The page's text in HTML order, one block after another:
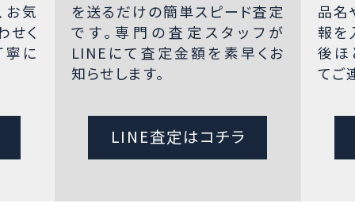
お気
せく
寧に
を送るだけの簡単スピード査定
です。専門の査定スタッフが
LINEにて査定金額を素早くお
知らせします。
LINE査定はコチラ
品名
報を
後ほ
てご